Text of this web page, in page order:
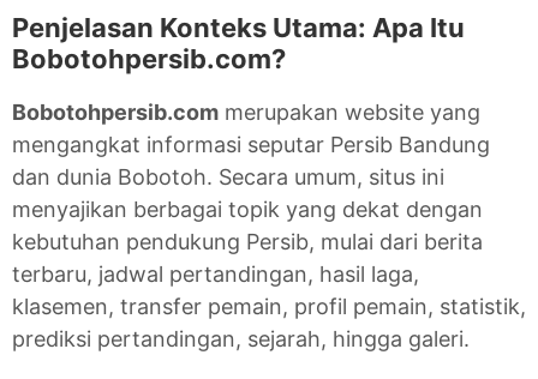
Penjelasan Konteks Utama: Apa Itu
Bobotohpersib.com?
Bobotohpersib.com merupakan website yang
mengangkat informasi seputar Persib Bandung
dan dunia Bobotoh. Secara umum, situs ini
menyajikan berbagai topik yang dekat dengan
kebutuhan pendukung Persib, mulai dari berita
terbaru, jadwal pertandingan, hasil laga,
klasemen, transfer pemain, profil pemain, statistik,
prediksi pertandingan, sejarah, hingga galeri.